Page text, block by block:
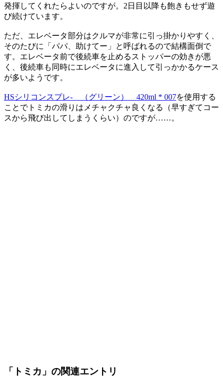
発揮してくれたらよいのですが。2日目以降も飽きもせず遊
び続けています。
ただ、エレベータ部分はクルマが非常に引っ掛かりやすく、
そのたびに「パパ、助けてー」と呼ばれるので結構面倒で
す。エレベータ前で後続車を止めるストッパーの効きが悪
く、後続車も同時にエレベータに進入して引っかかるケース
が多いようです。
HSシリコンスプレ- （グリーン） 420ml * 007を使用する
ことでトミカの滑りはメチャクチャ良くなる（早すぎてコー
スから飛び出してしまうくらい）のですが……。
「トミカ」の関連エントリ